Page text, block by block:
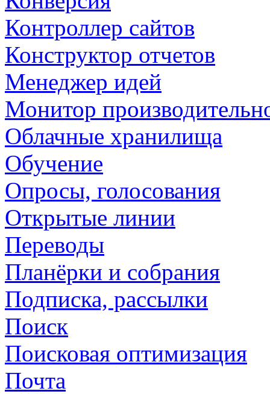
Контроллер сайтов
Конструктор отчетов
Менеджер идей
Монитор
Облачные хранилища
Обучение
Опросы, голосования
Открытые линии
Переводы
Планёрки и собрания
Подписка, рассылки
Поиск
Поисковая оптимизация
Почта